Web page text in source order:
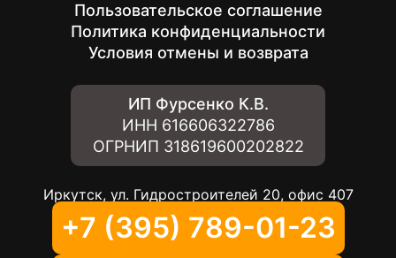
Пользовательское соглашение
Политика конфиденциальности
Условия отмены и возврата
ИП Фурсенко К.В.
ИНН 616606322786
ОГРНИП 318619600202822
Иркутск, ул. Гидростроителей 20, офис 407
+7 (395) 789-01-23